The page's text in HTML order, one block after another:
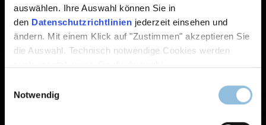
auswählen. Ihre Auswahl können Sie in
den Datenschutzrichtlinien jederzeit einsehen und
ändern. Mit einem Klick auf "Zustimmen" akzeptieren Sie
die Auswahl. Technisch notwendige Cookies werden
Notwendig